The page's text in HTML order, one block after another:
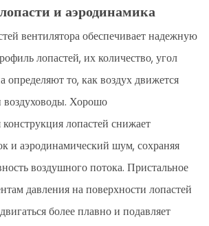
и аэродинамика
вентилятора обеспечивает надежную
лопастей, их количество, угол
определяют то, как воздух движется
воздуховоды. Хорошо
лопастей снижает
и аэродинамический шум, сохраняя
воздушного потока. Пристальное
давления на поверхности лопастей
более плавно и подавляет